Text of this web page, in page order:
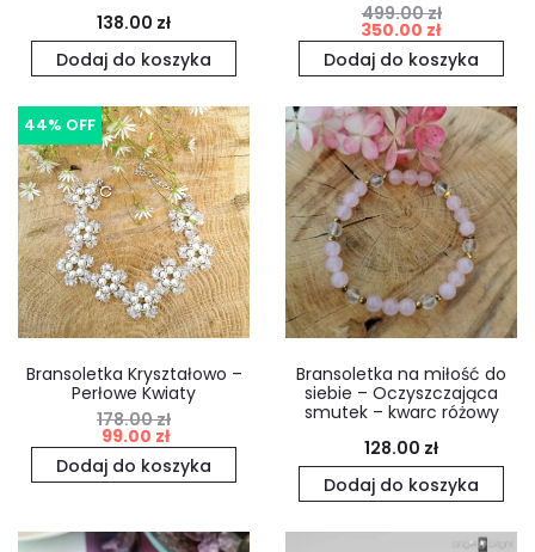
138.00 zł
Dodaj do koszyka
499.00zł
Pierwotna
cena
499.00 zł.
350.00 zł
Aktualna
cena
350.00 zł.
Dodaj do koszyka
44% OFF
Bransoletka Kryształowo –
Perłowe Kwiaty
178.00zł
Pierwotna
cena
178.00 zł.
99.00 zł
Aktualna
cena
99.00 zł.
Dodaj do koszyka
Bransoletka na miłość do
siebie – Oczyszczająca
smutek – kwarc różowy
128.00 zł
Dodaj do koszyka